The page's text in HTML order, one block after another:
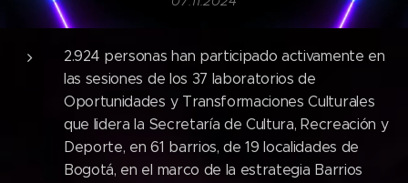
2.924 personas han participado activamente en
las sesiones de los 37 laboratorios de
Oportunidades y Transformaciones Culturales
que lidera la Secretaría de Cultura, Recreación y
Deporte, en 61 barrios, de 19 localidades de
Bogotá, en el marco de la estrategia Barrios